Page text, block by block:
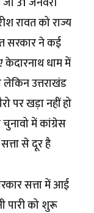
रावत को राज्य
सरकार ने कई
धाम में
लेकिन उत्तराखंड
पर खड़ा नहीं हो
में कांग्रेस
से दूर है
सत्ता में आई
पारी को शुरू